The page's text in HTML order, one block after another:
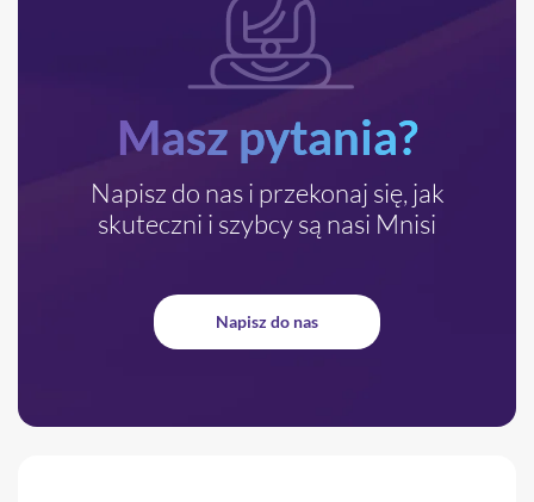
Masz pytania?
Napisz do nas i przekonaj się, jak
skuteczni i szybcy są nasi Mnisi
Napisz do nas